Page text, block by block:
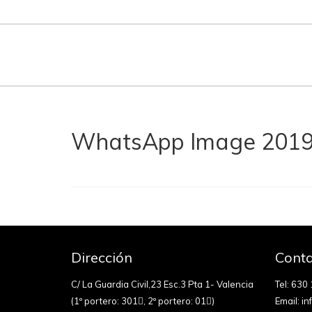
WhatsApp Image
Dirección
C/ La Guardia Civil,23 Esc.3 Pta 1- Valencia
(1º portero: 301
, 2º portero: 01 )
Tel: 630
Email: